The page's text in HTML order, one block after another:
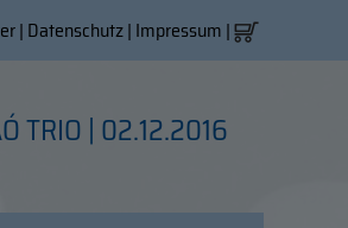
| Datenschutz| Impressum |
TRIO | 02.12.2016